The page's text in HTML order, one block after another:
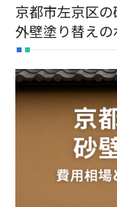
京都市左京区
外壁塗り替えの